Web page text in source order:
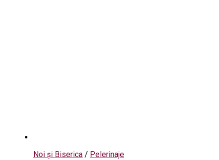
Noi și Biserica / Pelerinaje